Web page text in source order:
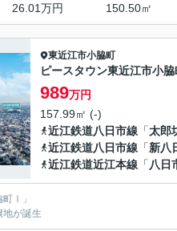
26.01万円 150.50㎡
東近江市小脇町
ピースタウン東近江市小
989万円
157.99㎡ (-)
近江鉄道八日市線 「太郎
近江鉄道八日市線 「新八
近江鉄道近江本線 「 八日
町Ⅰ」
地が誕生